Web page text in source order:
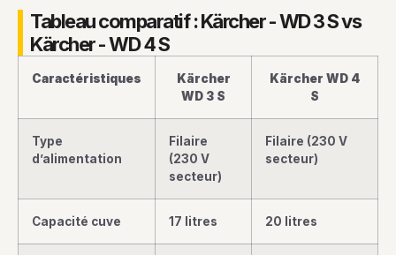
Tableau comparatif : Kärcher - WD 3 S vs
Kärcher - WD 4 S
Caractéristiques
Kärcher
WD 3 S
Kärcher WD 4
S
Type
d’alimentation
Filaire
(230 V
secteur)
Filaire (230 V
secteur)
Capacité cuve 17 litres 20 litres